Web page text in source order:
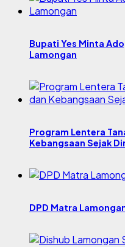
Bupati Yes Minta
Lamongan
Program Lentera
Kebangsaan Sejak
DPD Matra